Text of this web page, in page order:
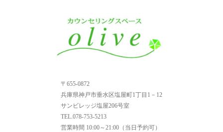
〒655-0872
兵庫県神戸市垂水区塩屋町1丁目1－12
サンビレッジ塩屋206号室
TEL.078-753-5213
営業時間 10:00～21:00（当日予約可）